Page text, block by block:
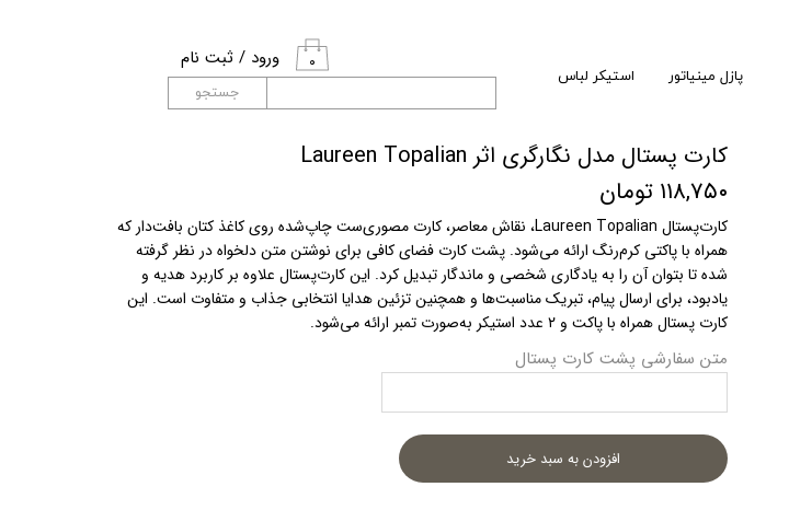
۰ ورود / ثبت نام
حساب کاربری من
خروج از حساب
کاربری
پازل مینیاتور
استیکر لباس
جستجو
کارت پستال مدل نگارگری اثر Laureen Topalian
۱۱۸,۷۵۰ تومان
کارت‌پستال Laureen Topalian، نقاش معاصر، کارت مصوری‌ست چاپ‌شده روی کاغذ کتان بافت‌دار که
همراه با پاکتی کرم‌رنگ ارائه می‌شود. پشت کارت فضای کافی برای نوشتن متن دلخواه در نظر گرفته
شده تا بتوان آن را به یادگاری شخصی و ماندگار تبدیل کرد. این کارت‌پستال علاوه بر کاربرد هدیه و
یادبود، برای ارسال پیام، تبریک مناسبت‌ها و همچنین تزئین هدایا انتخابی جذاب و متفاوت است. این
کارت پستال همراه با پاکت و ۲ عدد استیکر به‌صورت تمبر ارائه می‌شود.
متن سفارشی پشت کارت پستال
افزودن به سبد خرید